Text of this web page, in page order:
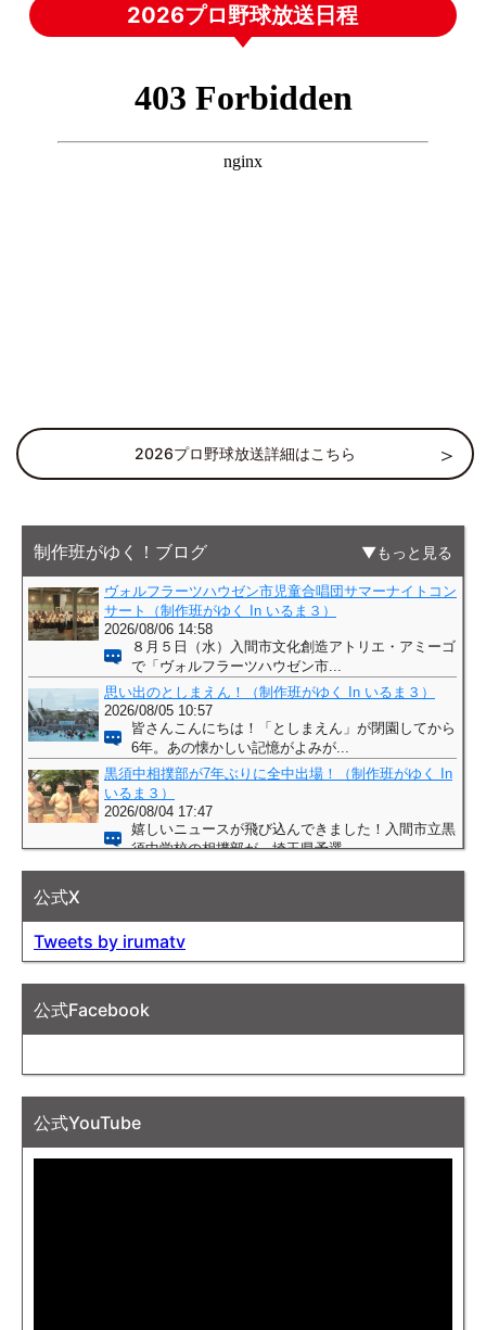
2026プロ野球放送日程
2026プロ野球放送詳細はこちら
制作班がゆく！ブログ もっと見る
公式X
Tweets by irumatv
公式Facebook
公式YouTube